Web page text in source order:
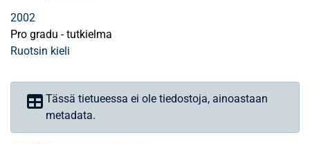
2002
Pro gradu - tutkielma
Ruotsin kieli
Tässä tietueessa ei ole tiedostoja, ainoastaan
metadata.